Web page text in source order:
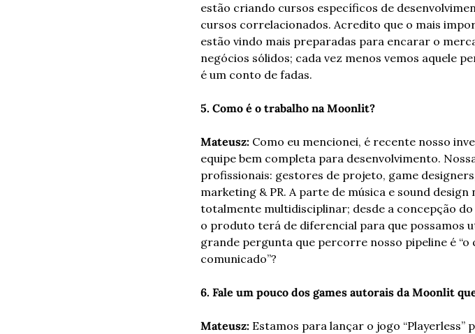
estão criando cursos específicos de
cursos correlacionados. Acredito que o mais
estão vindo mais preparadas para encarar o
negócios sólidos; cada vez menos vemos aquele
é um conto de fadas.
5. Como é o trabalho na Moonlit?
Mateusz: Como eu mencionei, é recente nosso
equipe bem completa para desenvolvimento.
profissionais: gestores de projeto, game
marketing & PR. A parte de música e sound
totalmente multidisciplinar; desde a concepção
o produto terá de diferencial para que possamos
grande pergunta que percorre nosso pipeline é
comunicado”?
6. Fale um pouco dos games autorais da Moonlit
Mateusz: Estamos para lançar o jogo